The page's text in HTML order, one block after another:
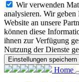
Wir verwenden
analysieren. Wir
Website an unsere
können diese
ihnen zur Verfügung
Nutzung der Dienste
Einstellungen speichern
Home